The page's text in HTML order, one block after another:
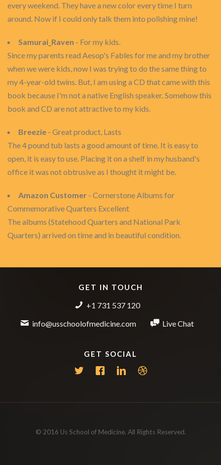
every weekend. They have a new color every time I turn
around. Now if I could only talk them into polishing mine!
Samurai_Raven - For my kids.
Since my parents read Aesop's Fables for me and my brother
when we were kids, now I was trying to do the same thing to
my 4-year-old twins. But, I am using a CD that came with this
book because I'm not a native English speaker. Somehow this
book and CD are not attractive to my kids.
Breezie - Great product, Lasts
The 4 pound tub lasts a good amount of time. It is easy to
open, it is easy to use. Placing it on a shelf in my husband's
office it was not obtrusive as I thought it might be.
Amazon Customer - Cornerstone Albums for
Commemorative Quarters Excellent
The albums (Statehood Quarters and National Park
Quarters) arrived on time and in beautiful condition.
GET IN TOUCH
+1 731 537 120
info@usschoolofmedicine.com
Live Chat
GET SOCIAL
© 2016 Us School of Medicine. All Rights Reserved.